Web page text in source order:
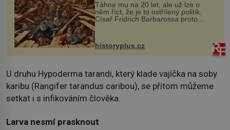
Táhne mu na 20 let, ale už lze o
něm říct, že je to ostřílený politik.
Císař Fridrich Barbarossa proto
posílá svého syna a dědice Jindřicha
VI. do Erfurtu, aby se stal
prostředníkem při řešení sporu m...
historyplus.cz
U druhu Hypoderma tarandi, který klade vajíčka na soby
karibu (Rangifer tarandus caribou), se přitom můžeme
setkat i s infikováním člověka.
Larva nesmí prasknout